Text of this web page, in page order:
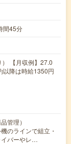
間45分
【月収例】27.0
以降は時給1350円
管理）
のラインで組立・
イバーやレ…